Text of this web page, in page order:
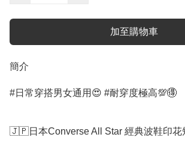
加至購物車
簡介
#日常穿搭男女通用😍 #耐穿度極高💯🉐
🇯🇵日本Converse All Star 經典波鞋印花